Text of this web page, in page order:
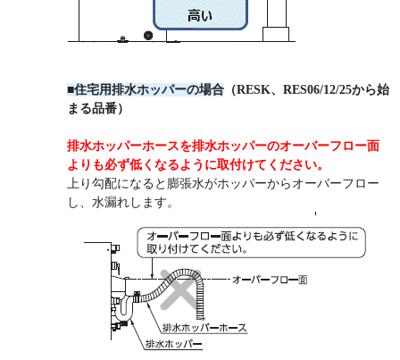
■住宅用排水ホッパーの場合 （RESK、RES06/12/25から始
まる品番）
排水ホッパーホースを排水ホッパーのオーバーフロー面
よりも必ず低くなるように取付けてください。
上り勾配になると膨張水がホッパーからオーバーフロー
し、水漏れします。